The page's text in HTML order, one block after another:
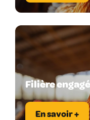
Filière
En savoir +